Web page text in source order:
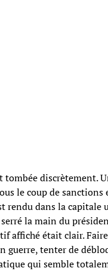
tombée discrètement.
le coup de sanctions
rendu dans la capitale
la main du
affiché était clair.
guerre, tenter de
qui semble